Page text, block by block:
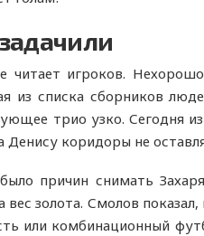
читает игроков.
из списка сборников
трио узко. Сегодня
коридоры не
причин снимать
вес золота. Смолов
или комбинационный